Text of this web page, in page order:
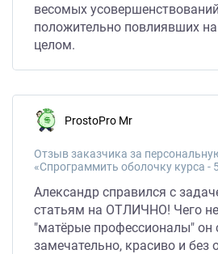
весомых
положительно повлиявших
целом.
ProstoPro Mr
Отзыв заказчика за
«Спрограммить оболочку курса -
Александр справился с
статьям на ОТЛИЧНО! Чего
"матёрые профессионалы" он
замечательно, красиво и без